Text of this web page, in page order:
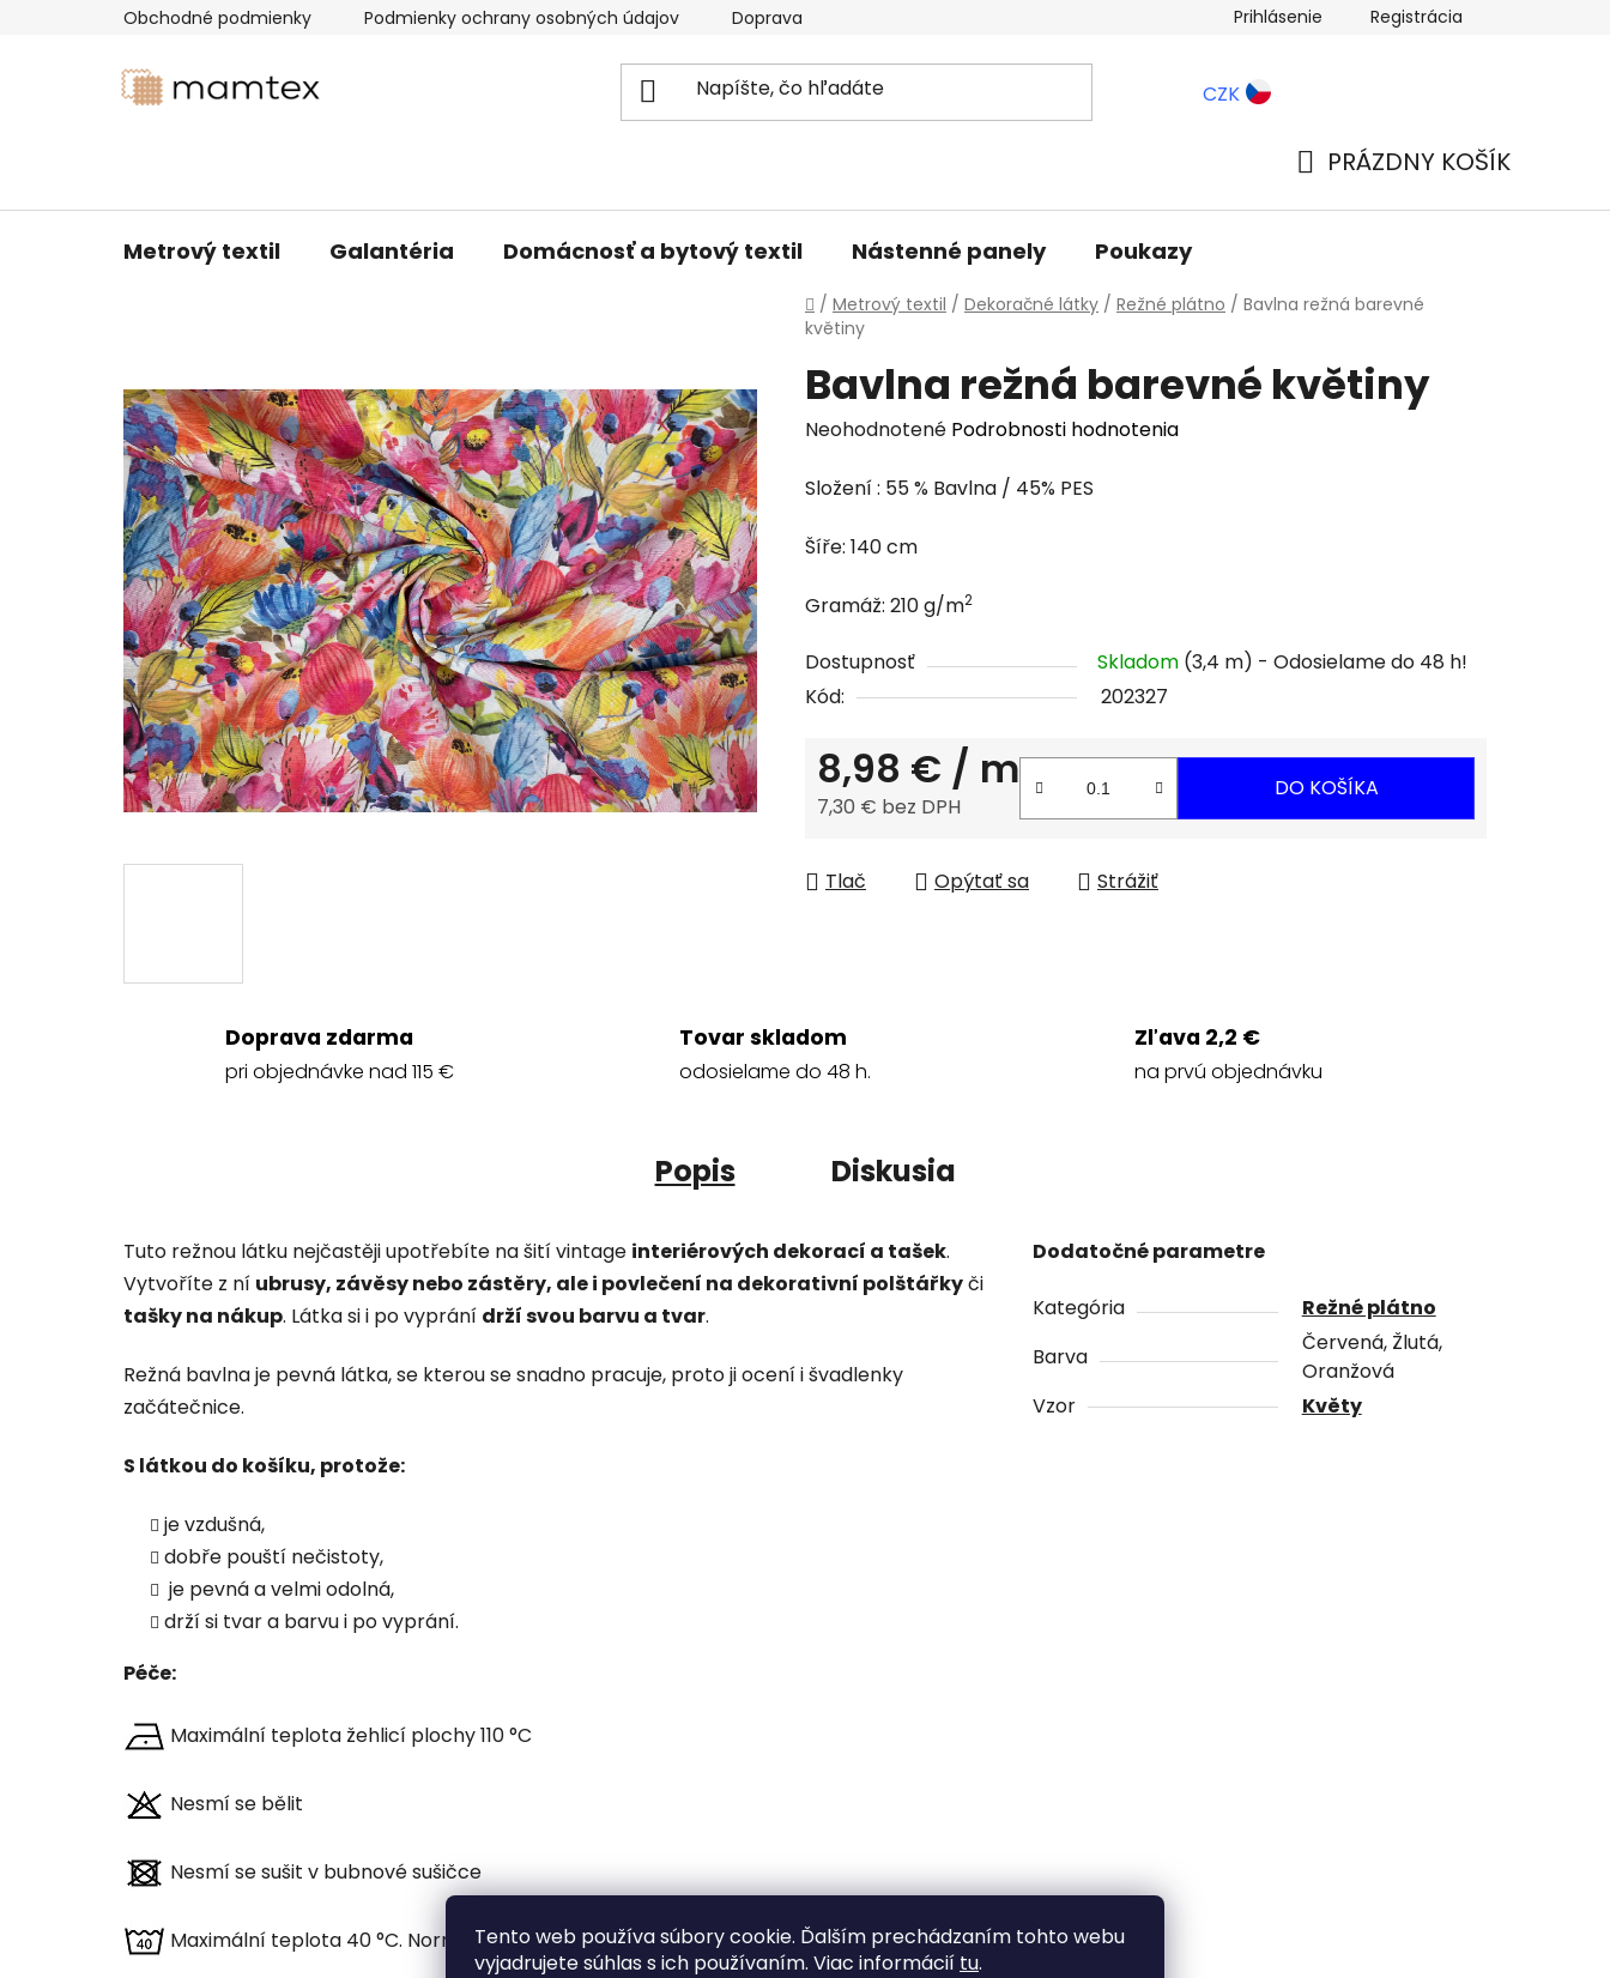
Tento web používa súbory cookie. Ďalším prechádzaním tohto webu
vyjadrujete súhlas s ich používaním. Viac informácií tu.
Obchodné podmienky Podmienky ochrany osobných údajov Doprava a platba Blog
Prihlásenie Registrácia
CZK
PRÁZDNY KOŠÍK
Metrový textil Galantéria Domácnosť a bytový textil Nástenné panely Poukazy
Domov
/ Metrový textil / Dekoračné látky / Režné plátno / Bavlna režná barevné
květiny
Bavlna režná barevné květiny
Priemerné
produktu
0,0
hviezdičiek.
Neohodnotené Podrobnosti hodnotenia
Složení : 55 % Bavlna / 45% PES
Šíře: 140 cm
Gramáž: 210 g/m2
Dostupnosť Skladom (3,4 m)
Kód:
202327
8,98 € / m
7,30 € bez DPH
DO KOŠÍKA
Tlač Opýtať sa Strážiť
Doprava zdarma
pri objednávke nad 115 €
Tovar skladom
odosielame do 48 h.
Zľava 2,2 €
na prvú objednávku
Popis Diskusia
Tuto režnou látku nejčastěji upotřebíte na šití vintage interiérových dekorací a tašek.
Vytvoříte z ní ubrusy, závěsy nebo zástěry, ale i povlečení na dekorativní polštářkyči
tašky na nákup. Látka si i po vyprání drží svou barvu a tvar.
Režná bavlna je pevná látka, se kterou se snadno pracuje, proto ji ocení i švadlenky
začátečnice.
S látkou do košíku, protože:
je vzdušná,
dobře pouští nečistoty,
je pevná a velmi odolná,
drží si tvar a barvu i po vyprání.
Péče:
Maximální teplota žehlicí plochy 110 °C
Nesmí se bělit
Nesmí se sušit v bubnové sušičce
Maximální teplota 40 °C. Normální postup.
Dodatočné parametre
Kategória
Režné plátno
Barva
Červená, Žlutá,
Oranžová
Vzor
Květy